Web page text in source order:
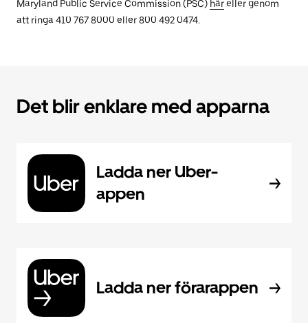
Maryland Public Service Commission (PSC) häreller genom
att ringa 410 767 8000 eller 800 492 0474.
Det blir enklare med apparna
Ladda ner Uber-
appen
Ladda ner förarappen